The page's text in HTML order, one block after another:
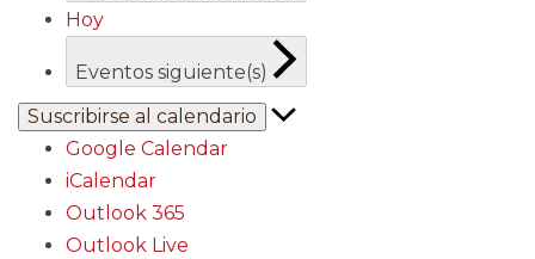
Hoy
Eventos siguiente(s)
Suscribirse al calendario
Google Calendar
iCalendar
Outlook 365
Outlook Live